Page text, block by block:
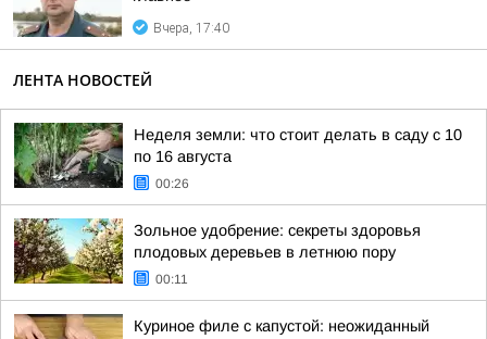
Вчера, 17:40
ЛЕНТА НОВОСТЕЙ
Неделя земли: что стоит делать в саду с 10
по 16 августа
00:26
Зольное удобрение: секреты здоровья
плодовых деревьев в летнюю пору
00:11
Куриное филе с капустой: неожиданный